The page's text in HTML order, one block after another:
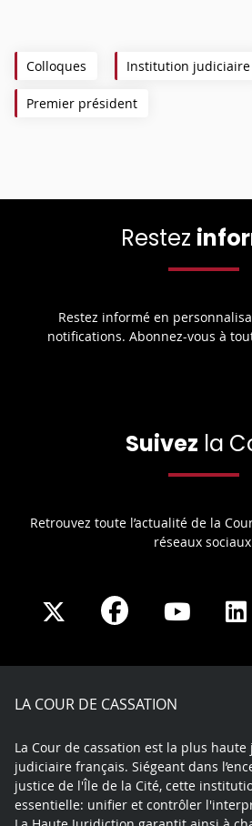
Colloques Institution judiciaire
Premier président
Restez
Restez informé en
notifications. Abonnez-vous à
Suivez la
Retrouvez toute l’actualité de la
réseaux
Share
X
Share
Facebook
Share
LA COUR DE CASSATION
La Cour de cassation est la plus
judiciaire français. Siégeant dans
justice de l'Île de la Cité, cette
essentielle: unifier et contrôler